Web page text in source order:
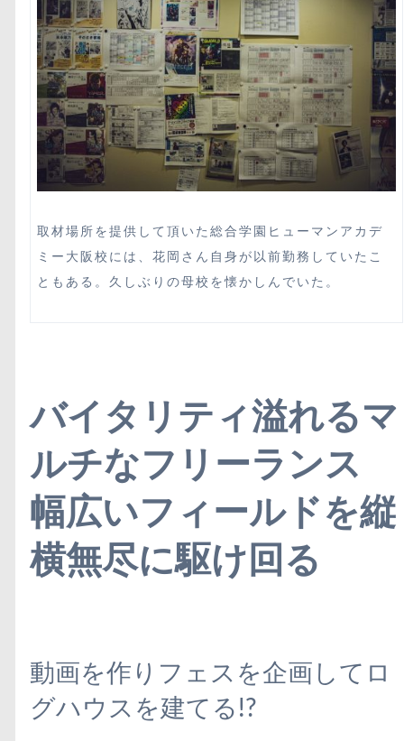
取材場所を提供して頂いた総合学園ヒューマンアカデ
ミー大阪校には、花岡さん自身が以前勤務していたこ
ともある。久しぶりの母校を懐かしんでいた。
バイタリティ溢れるマ
ルチなフリーランス
幅広いフィールドを縦
横無尽に駆け回る
動画を作りフェスを企画してロ
グハウスを建てる!?